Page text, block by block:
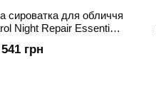
сироватка для обличчя
Night Repair Essential
грн